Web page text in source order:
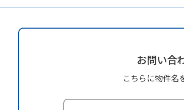
お問い合
こちらに物件名